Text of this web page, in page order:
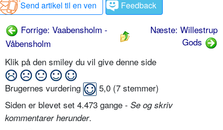
Send artikel til en ven
Feedback
Forrige: Vaabensholm -
Våbensholm
Næste: Willestrup
Gods
Klik på den smiley du vil give denne side
Brugernes vurdering 5,0 (7 stemmer)
Siden er blevet set 4.473 gange - Se og skriv
kommentarer herunder.